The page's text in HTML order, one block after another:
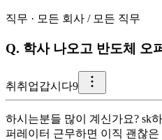
직무 · 모든 회사 / 모든 직무
Q. 학사 나오고 반도체 오
취 취업갑시다9
하시는분들 많이 계신가요? sk
퍼레이터 근무하면 이직 괜찮